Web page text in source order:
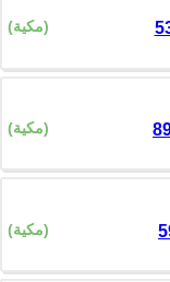
(مكية)
(مكية)
(مكية)